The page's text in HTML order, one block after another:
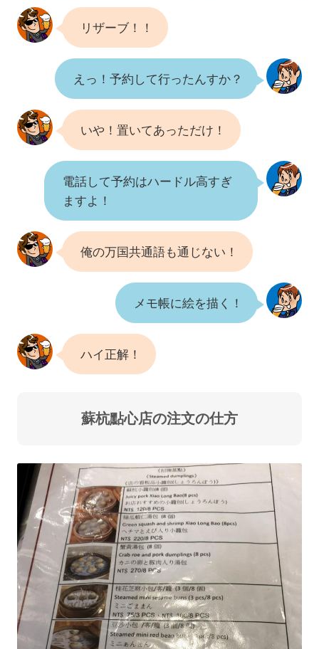
リザーブ！！
えっ！予約して行ったんすか？
いや！置いてあっただけ！
電話して予約はハードル高すぎ
ますよ！
俺の万国共通語も通じない！
メモ帳に絵を描く！
ハイ正解！
蘇杭點心店の注文の仕方